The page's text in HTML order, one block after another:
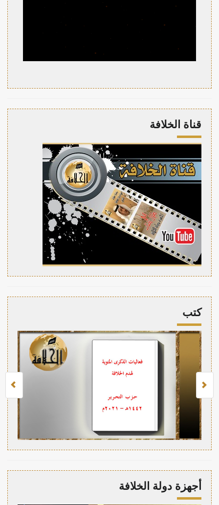
قناة الخلافة
كتب
أجهزة دولة الخلافة